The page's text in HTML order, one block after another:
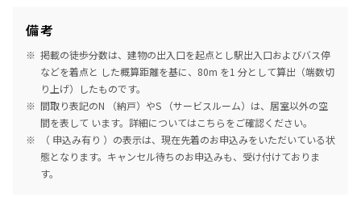
備考
掲載の徒歩分数は、建物の出入口を起点とし駅出入口およびバス停
などを着点と した概算距離を基に、80m を1 分として算出（端数切
り上げ）したものです。
間取り表記のN （納戸）やS （サービスルーム）は、居室以外の空
間を表して います。詳細についてはこちらをご確認ください。
（ 申込み有り ）の表示は、現在先着のお申込みをいただいている状
態となります。キャンセル待ちのお申込みも、受け付けておりま
す。